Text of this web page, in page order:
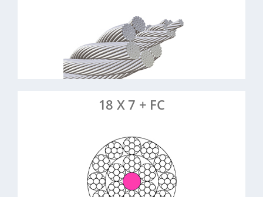
> Mehr erfahren
> Artikel anfragen
18 X 7 + FC
Konstruktion
:
18 Litzen à 7 Drähte,
Fasereinlage
Durchmesser:
3-10 mm
Material:
Stahl, verzinkt